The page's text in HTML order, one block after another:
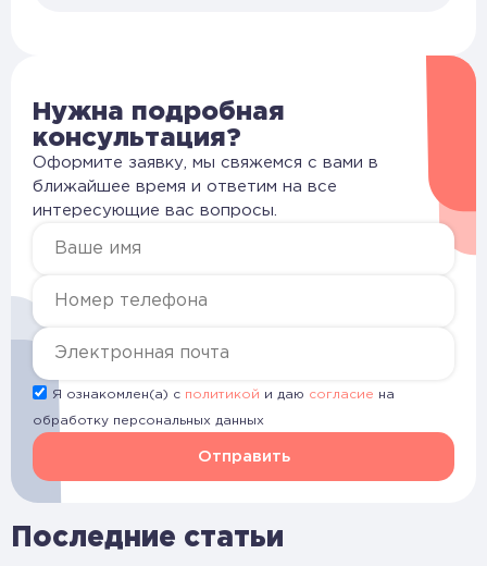
Последние статьи
Нужна подробная
консультация?
Оформите заявку, мы свяжемся с вами в
ближайшее время и ответим на все
интересующие вас вопросы.
Я ознакомлен(а) с политикой и даю согласие на
обработку персональных данных
Отправить